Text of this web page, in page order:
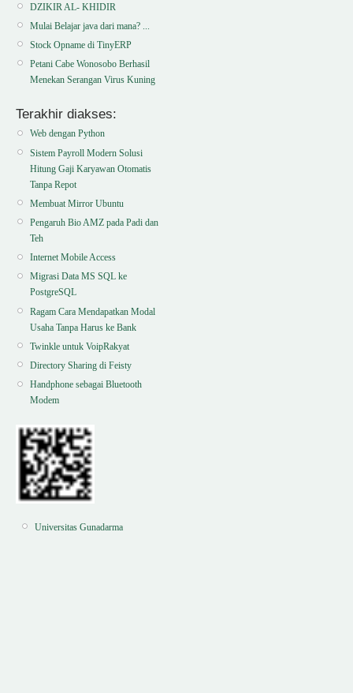
DZIKIR AL- KHIDIR
Mulai Belajar java dari mana? ...
Stock Opname di TinyERP
Petani Cabe Wonosobo Berhasil
Menekan Serangan Virus Kuning
Terakhir diakses:
Web dengan Python
Sistem Payroll Modern Solusi
Hitung Gaji Karyawan Otomatis
Tanpa Repot
Membuat Mirror Ubuntu
Pengaruh Bio AMZ pada Padi dan
Teh
Internet Mobile Access
Migrasi Data MS SQL ke
PostgreSQL
Ragam Cara Mendapatkan Modal
Usaha Tanpa Harus ke Bank
Twinkle untuk VoipRakyat
Directory Sharing di Feisty
Handphone sebagai Bluetooth
Modem
Universitas Gunadarma